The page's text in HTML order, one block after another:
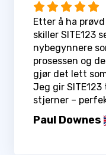
Etter å ha
skiller SITE123
nybegynnere
prosessen og
gjør det lett
Jeg gir
stjerner –
Paul Downes